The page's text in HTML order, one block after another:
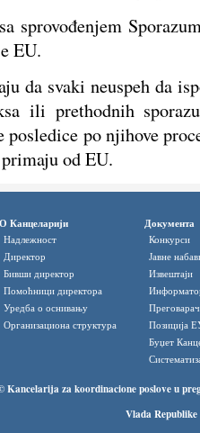
sprovođenjem
EU.
da svaki neuspeh da
ili prethodnih
po njihove
od EU.
О Канцеларији
Надлежност
Директор
Бивши директор
Помоћници директора
Уредба о оснивању
Организациона структура
Документа
Конкурси
Јавне
Извештаји
Позиција
Буџет
Kancelarija za koordinacione poslove u
Vlada